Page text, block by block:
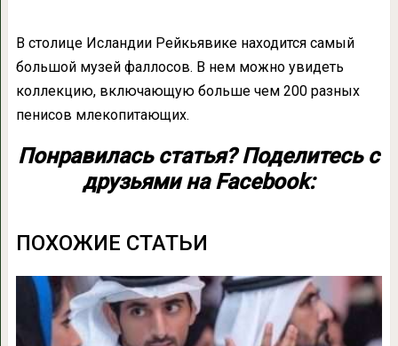
В столице Исландии Рейкьявике находится самый
большой музей фаллосов. В нем можно увидеть
коллекцию, включающую больше чем 200 разных
пенисов млекопитающих.
Понравилась статья? Поделитесь с
друзьями на Facebook:
ПОХОЖИЕ СТАТЬИ